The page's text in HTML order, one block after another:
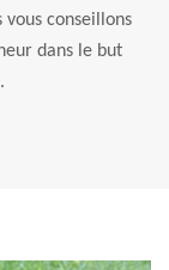
vous conseillons
dans le but